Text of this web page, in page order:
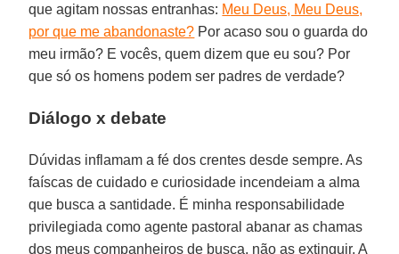
que agitam nossas entranhas: Meu Deus, Meu Deus,
por que me abandonaste? Por acaso sou o guarda do
meu irmão? E vocês, quem dizem que eu sou? Por
que só os homens podem ser padres de verdade?
Diálogo x debate
Dúvidas inflamam a fé dos crentes desde sempre. As
faíscas de cuidado e curiosidade incendeiam a alma
que busca a santidade. É minha responsabilidade
privilegiada como agente pastoral abanar as chamas
dos meus companheiros de busca, não as extinguir. A